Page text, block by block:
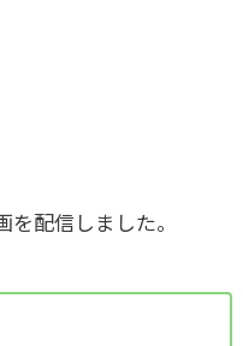
配信しました。